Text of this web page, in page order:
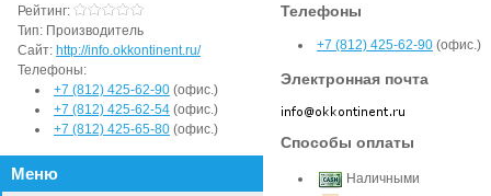
Телефоны
+7 (812) 425-62-90 (офис.)
Электронная почта
Способы оплаты
Наличными
Рейтинг:
Тип: Производитель
Сайт: http://info.okkontinent.ru/
Телефоны:
+7 (812) 425-62-90 (офис.)
+7 (812) 425-62-54 (офис.)
+7 (812) 425-65-80 (офис.)
Меню